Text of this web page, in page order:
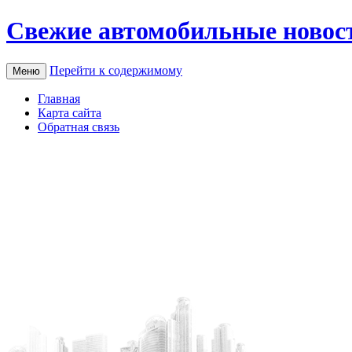
Свежие автомобильные
Меню Перейти к содержимому
Главная
Карта сайта
Обратная связь